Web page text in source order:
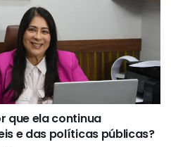
que ela continua
e das políticas públicas?